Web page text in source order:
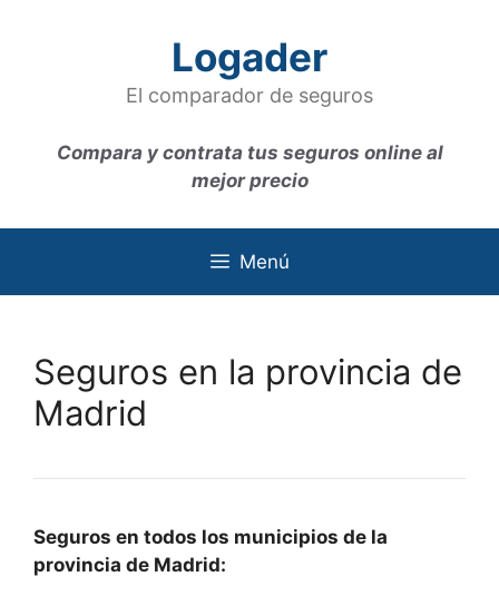
Logader
El comparador de seguros
Compara y contrata tus seguros online al
mejor precio
Menú
Seguros en la provincia de
Madrid
Seguros en todos los municipios de la
provincia de Madrid: